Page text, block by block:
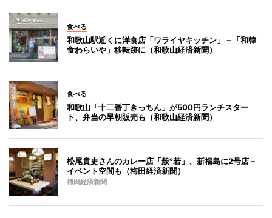
食べる
和歌山駅近くに洋食店「ワライヤキッチン」－「和韓
食わらいや」移転跡に（和歌山経済新聞）
食べる
和歌山「十二番丁きっちん」が500円ランチスター
ト、弁当の早朝販売も（和歌山経済新聞）
松尾貴史さんのカレー店「般°若」、新福島に2号店－
イベント空間も（梅田経済新聞）
梅田経済新聞